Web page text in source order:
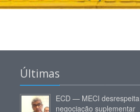
Últimas
ECD — MECI desrespeita
negociação suplementar